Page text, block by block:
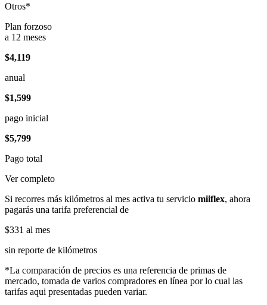
Otros*
Plan forzoso
a 12 meses
$4,119
anual
$1,599
pago inicial
$5,799
Pago total
Ver completo
Si recorres más kilómetros al mes activa tu servicio miiflex, ahora
pagarás una tarifa preferencial de
$331 al mes
sin reporte de kilómetros
*La comparación de precios es una referencia de primas de
mercado, tomada de varios compradores en línea por lo cual las
tarifas aqui presentadas pueden variar.